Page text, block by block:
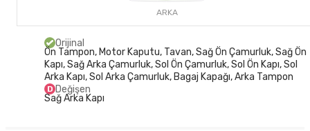
ARKA
Orijinal
Ön Tampon, Motor Kaputu, Tavan, Sağ Ön Çamurluk, Sağ Ön
Kapı, Sağ Arka Çamurluk, Sol Ön Çamurluk, Sol Ön Kapı, Sol
Arka Kapı, Sol Arka Çamurluk, Bagaj Kapağı, Arka Tampon
D Değişen
Sağ Arka Kapı